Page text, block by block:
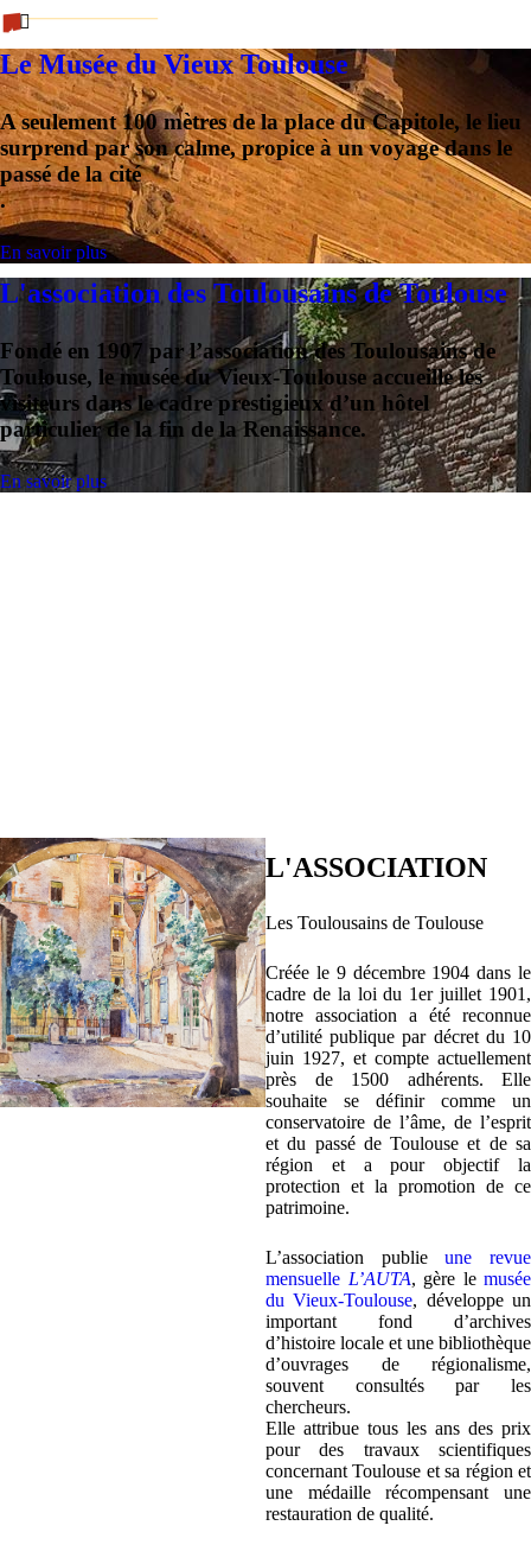
Le Musée du Vieux Toulouse
A seulement 100 mètres dela place du Capitole, le lieu
surprend par son calme, propice àun voyage dans le
passé de la cité
.
En savoir plus
L'association des Toulousains de Toulouse
Fondé en 1907 parl’association des Toulousains de
Toulouse, le musée du Vieux-Toulouse accueille les
visiteurs dans le cadre prestigieux d’un hôtel
particulier de la fin de la Renaissance.
En savoir plus
L'ASSOCIATION
Les Toulousains de Toulouse
Créée le 9 décembre 1904 dans le
cadre de la loi du 1er juillet 1901,
notre association a été reconnue
d’utilité publique par décret du 10
juin 1927, et compte actuellement
près de 1500 adhérents. Elle
souhaite se définir comme un
conservatoire de l’âme, de l’esprit
et du passé de Toulouse et de sa
région et a pour objectif la
protection et la promotion de ce
patrimoine.
L’association publieune revue
mensuelle L’AUTA, gère le musée
du Vieux-Toulouse, développe un
important fond d’archives
d’histoire locale et une bibliothèque
d’ouvrages de régionalisme,
souvent consultés par les
chercheurs.
Elle attribue tous les ans des prix
pour des travaux scientifiques
concernant Toulouse et sa région et
une médaille récompensant une
restauration de qualité.